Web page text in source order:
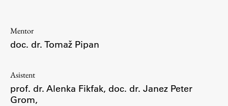
Mednarodno sodelovanje
Članstva v združenjih
Tržna dejavnost
Kontakti
Mentor
doc. dr. Tomaž Pipan
Asistent
prof. dr. Alenka Fikfak, doc. dr. Janez Peter
Grom,